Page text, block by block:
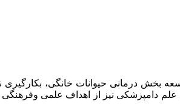
اهداف مهم تاسیس درمانگاه، توسعه بخش درمانی
علم دامپزشکی نیز از اهداف علمی